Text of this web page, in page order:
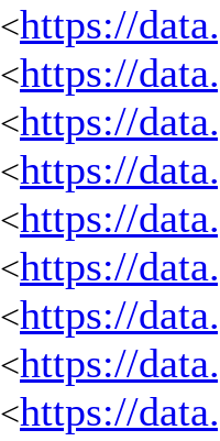
<https://
<https://
<https://
<https://
<https://
<https://
<https://
<https://
<https://